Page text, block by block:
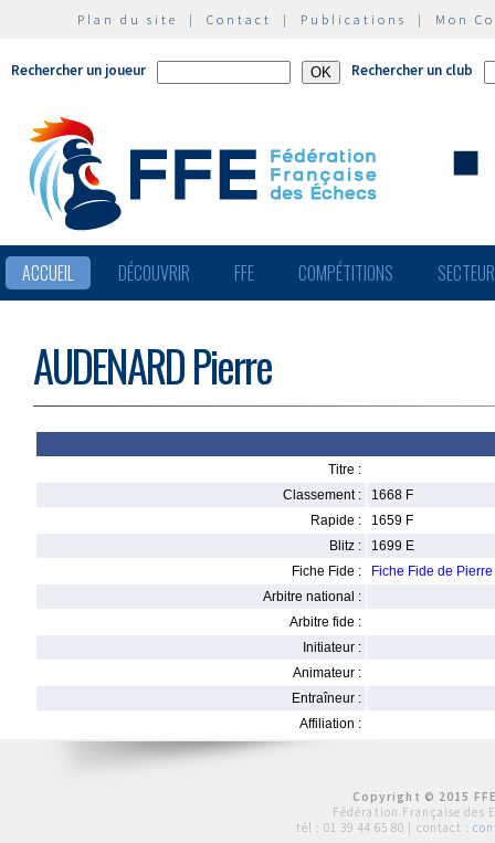
Plan du site | Contact | Publications | Mon
Rechercher un joueur Rechercher un club
ACCUEIL DÉCOUVRIR FFE COMPÉTITIONS
AUDENARD Pierre
Titre :
Classement :
1668 F
Rapide :
1659 F
Blitz :
1699 E
Fiche Fide :
Fiche Fide de
Arbitre national :
Arbitre fide :
Initiateur :
Animateur :
Entraîneur :
Affiliation :
Copyright © 2015
Fédération Française des
tél : 01 39 44 65 80 | contact :